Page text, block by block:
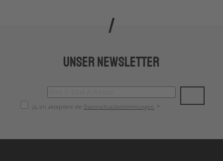
Unser Newsletter
Ja, ich akzeptiere die Datenschutzbestimmungen . *